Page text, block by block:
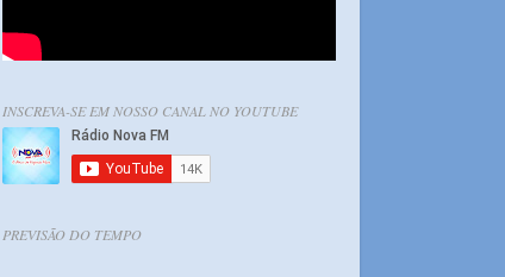
INSCREVA-SE EM NOSSO CANAL NO YOUTUBE
PREVISÃO DO TEMPO